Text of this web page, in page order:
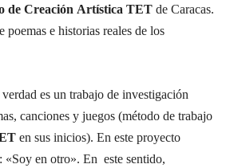
de Creación Artística TET de Caracas.
poemas e historias reales de los
es un trabajo de investigación
canciones y juegos (método de trabajo
en sus inicios). En este proyecto
«Soy en otro». En este sentido,